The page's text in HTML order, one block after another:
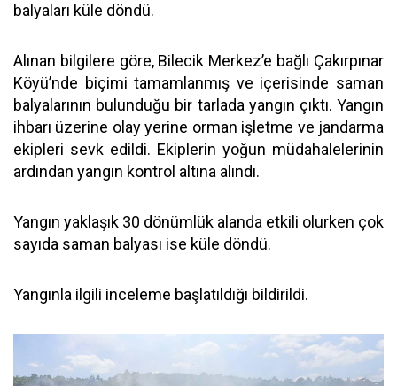
balyaları küle döndü.
Alınan bilgilere göre, Bilecik Merkez’e bağlı Çakırpınar
Köyü’nde biçimi tamamlanmış ve içerisinde saman
balyalarının bulunduğu bir tarlada yangın çıktı. Yangın
ihbarı üzerine olay yerine orman işletme ve jandarma
ekipleri sevk edildi. Ekiplerin yoğun müdahalelerinin
ardından yangın kontrol altına alındı.
Yangın yaklaşık 30 dönümlük alanda etkili olurken çok
sayıda saman balyası ise küle döndü.
Yangınla ilgili inceleme başlatıldığı bildirildi.